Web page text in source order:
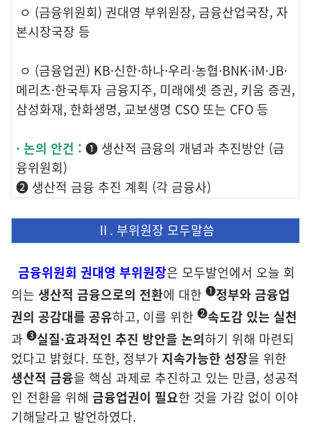
ㅇ (금융위원회) 권대영 부위원장, 금융산업국장, 자
본시장국장 등
ㅇ (금융업권) KB·신한·하나·우리·농협·BNK·iM·JB·
메리츠·한국투자 금융지주, 미래에셋 증권, 키움 증권,
삼성화재, 한화생명, 교보생명 CSO 또는 CFO 등
· 논의 안건 : ➊ 생산적 금융의 개념과 추진방안 (금
융위원회)
➋ 생산적 금융 추진 계획 (각 금융사)
Ⅱ. 부위원장 모두말씀
금융위원회 권대영 부위원장은 모두발언에서 오늘 회
의는 생산적 금융으로의 전환에 대한 ➊정부와 금융업
권의 공감대를 공유하고, 이를 위한 ➋속도감 있는 실천
과 ➌실질·효과적인 추진 방안을 논의하기 위해 마련되
었다고 밝혔다. 또한, 정부가 지속가능한 성장을 위한
생산적 금융을 핵심 과제로 추진하고 있는 만큼, 성공적
인 전환을 위해 금융업권이 필요한 것을 가감 없이 이야
기해달라고 발언하였다.